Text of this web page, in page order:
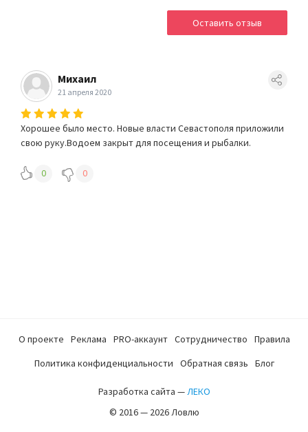
Оставить отзыв
Михаил
21 апреля 2020
Хорошее было место. Новые власти Севастополя приложили
свою руку.Водоем закрыт для посещения и рыбалки.
0 0
О проекте Реклама PRO-аккаунт Сотрудничество
Правила
Политика конфиденциальности
Обратная связь Блог
Разработка сайта —ЛЕКО
© 2016 — 2026 Ловлю